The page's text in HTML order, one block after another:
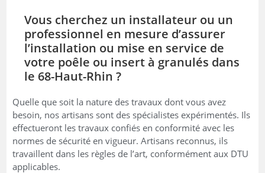
Vous cherchez un installateur ou un
professionnel en mesure d’assurer
l’installation ou mise en service de
votre poêle ou insert à granulés dans
le 68-Haut-Rhin ?
Quelle que soit la nature des travaux dont vous avez
besoin, nos artisans sont des spécialistes expérimentés. Ils
effectueront les travaux confiés en conformité avec les
normes de sécurité en vigueur. Artisans reconnus, ils
travaillent dans les règles de l’art, conformément aux DTU
applicables.